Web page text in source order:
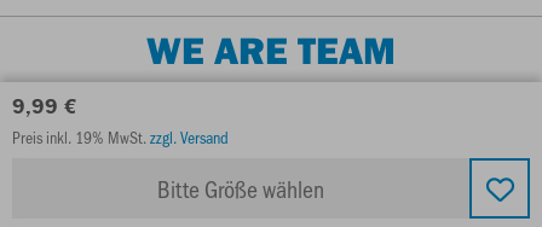
9,99 €
Preis inkl. 19% MwSt.zzgl. Versand
Bitte Größe wählen
WE ARE TEAM